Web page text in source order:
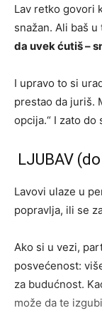
Lav retko govori
snažan. Ali baš
da uvek ćutiš –
I upravo to si
prestao da juriš.
opcija.“ I zato do
LJUBAV
Lavovi ulaze u
popravlja, ili se
Ako si u vezi,
posvećenost:
za budućnost.
može da te